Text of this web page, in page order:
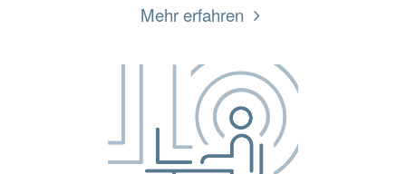
Mehr erfahren „UNTERNEHMEN“